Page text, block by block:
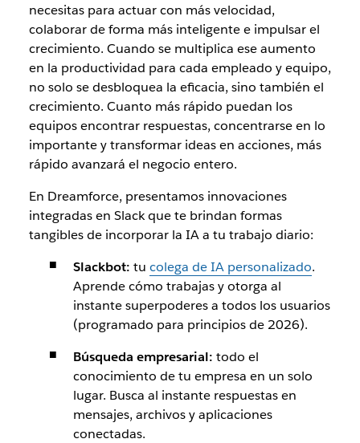
necesitas para actuar con más velocidad,
colaborar de forma más inteligente e impulsar el
crecimiento. Cuando se multiplica ese aumento
en la productividad para cada empleado y equipo,
no solo se desbloquea la eficacia, sino también el
crecimiento. Cuanto más rápido puedan los
equipos encontrar respuestas, concentrarse en lo
importante y transformar ideas en acciones, más
rápido avanzará el negocio entero.
En Dreamforce, presentamos innovaciones
integradas en Slack que te brindan formas
tangibles de incorporar la IA a tu trabajo diario:
Slackbot: tu colega de IA personalizado.
Aprende cómo trabajas y otorga al
instante superpoderes a todos los usuarios
(programado para principios de 2026).
Búsqueda empresarial: todo el
conocimiento de tu empresa en un solo
lugar. Busca al instante respuestas en
mensajes, archivos y aplicaciones
conectadas.